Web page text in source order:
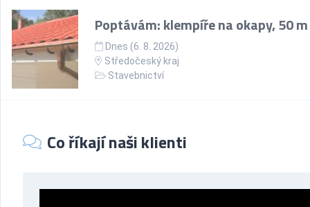
Poptávám: klempíře na okapy, 50 m
Dnes (6. 8. 2026)
Středočeský kraj
Stavebnictví
Co říkají naši klienti